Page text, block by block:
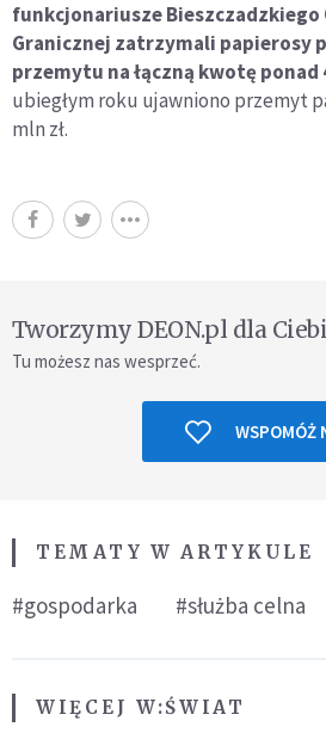
funkcjonariusze Bieszczadzkiego
Granicznej zatrzymali papierosy
przemytu na łączną kwotę ponad
ubiegłym roku ujawniono przemyt
mln zł.
Tworzymy DEON.pl dla
Tu możesz nas wesprzeć.
WSPOMÓŻ
TEMATY W ARTYKULE
#gospodarka #służba celna
WIĘCEJ W:ŚWIAT